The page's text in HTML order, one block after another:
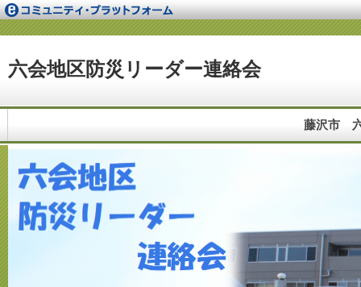
六会地区防災リーダー連絡会
藤沢市